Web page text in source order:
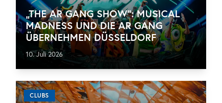
„THE AR GANG SHOW“: MUSICAL
MADNESS UND DIE AR GANG
ÜBERNEHMEN DÜSSELDORF
10. Juli 2026
CLUBS